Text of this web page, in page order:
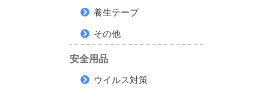
養生テープ
その他
安全用品
ウイルス対策